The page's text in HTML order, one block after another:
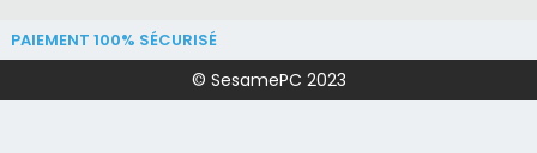
PAIEMENT 100% SÉCURISÉ
© SesamePC 2023